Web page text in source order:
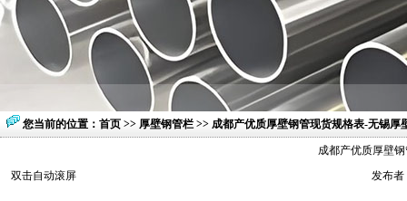
您当前的位置： 首页 >> 厚壁钢管栏 >> 成都产优质厚壁钢管现货规格表-无锡厚
成都产优质厚壁
双击自动滚屏
发布者